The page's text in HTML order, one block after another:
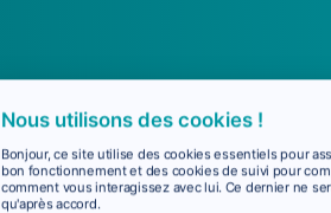
Nous utilisons des cookies !
Bonjour, ce site utilise des cookies essentiels pour
bon fonctionnement et des cookies de suivi pour
comment vous interagissez avec lui. Ce dernier ne
qu'après accord.